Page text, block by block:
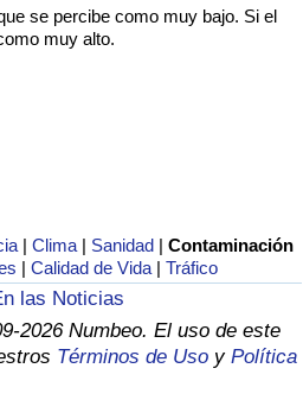
se percibe como muy bajo. Si el
muy alto.
|Clima | Sanidad |Contaminación
|Calidad de Vida |Tráfico
las Noticias
2026 Numbeo. El uso de este
Términos de Uso y Política